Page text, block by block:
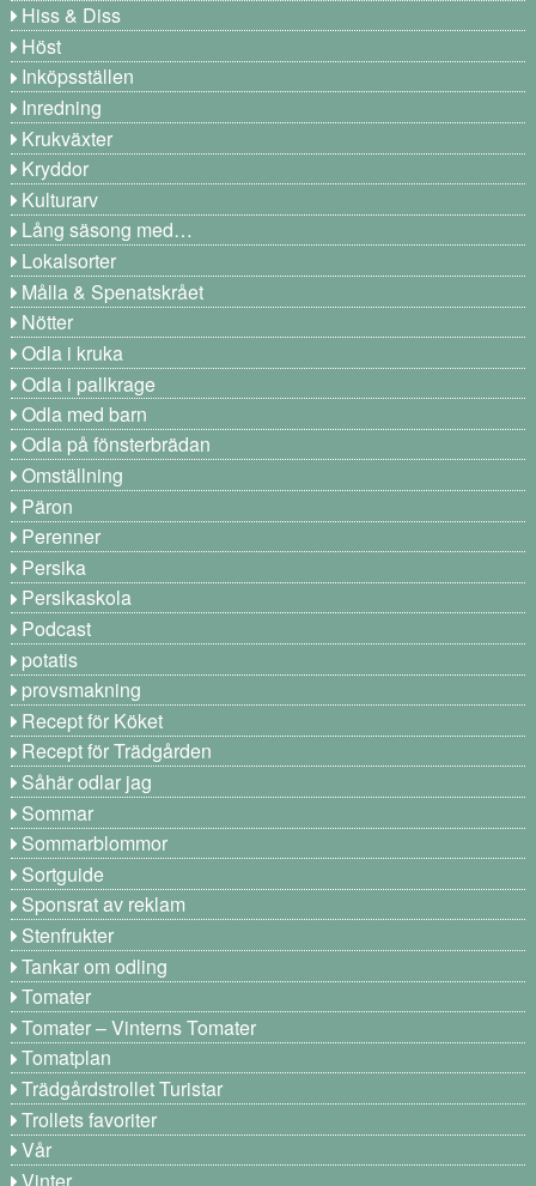
Hiss & Diss
Höst
Inköpsställen
Inredning
Krukväxter
Kryddor
Kulturarv
Lång säsong med…
Lokalsorter
Målla & Spenatskrået
Nötter
Odla i kruka
Odla i pallkrage
Odla med barn
Odla på fönsterbrädan
Omställning
Päron
Perenner
Persika
Persikaskola
Podcast
potatis
provsmakning
Recept för Köket
Recept för Trädgården
Såhär odlar jag
Sommar
Sommarblommor
Sortguide
Sponsrat av reklam
Stenfrukter
Tankar om odling
Tomater
Tomater – Vinterns Tomater
Tomatplan
Trädgårdstrollet Turistar
Trollets favoriter
Vår